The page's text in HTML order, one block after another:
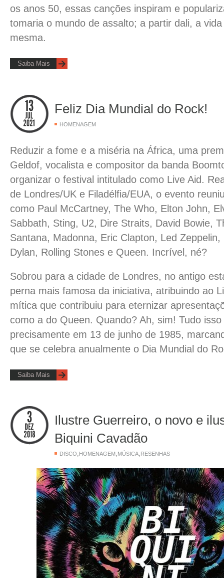
os anos 50, essas canções inspiram e
tomaria o mundo de assalto; a partir dali, a
mesma.
Saiba Mais
Feliz Dia Mundial do Rock!
HOMENAGEM
Reduzir a fome e a miséria na África, uma
Geldof, vocalista e compositor da banda
organizar o festival intitulado como Live Aid.
de Londres/UK e Filadélfia/EUA, o evento
como Paul McCartney, The Who, Elton John,
Sabbath, Sting, U2, Dire Straits, David Bowie,
Santana, Madonna, Eric Clapton, Led
Dylan, Rolling Stones e Queen. Incrível, né?
Sobrou para a cidade de Londres, no antigo
perna mais famosa da iniciativa, atribuindo ao
mítica que contribuiu para eternizar
como a do Queen. Quando? Ah, sim! Tudo
precisamente em 13 de junho de 1985,
que se celebra anualmente o Dia Mundial do
Saiba Mais
Ilustre Guerreiro, o novo e
Biquini Cavadão
DISCO HOMENAGEM MÚSICA RESENHAS